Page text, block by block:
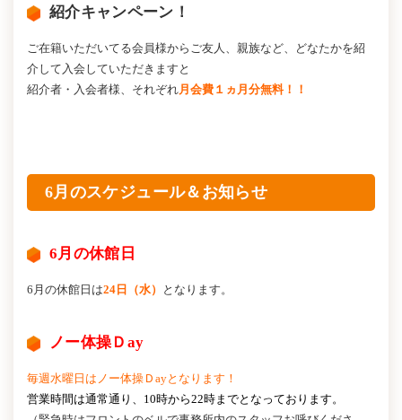
紹介キャンペーン！
ご在籍いただいてる会員様からご友人、親族など、どなたかを紹
介して入会していただきますと
紹介者・入会者様、それぞれ月会費１ヵ月分無料！！
6月のスケジュール＆お知らせ
6月の休館日
6月の休館日は24日（水） となります。
ノー体操Ｄay
毎週水曜日は ノー体操Ｄayとなります！
営業時間は通常通り、10時から22時までとなっております。